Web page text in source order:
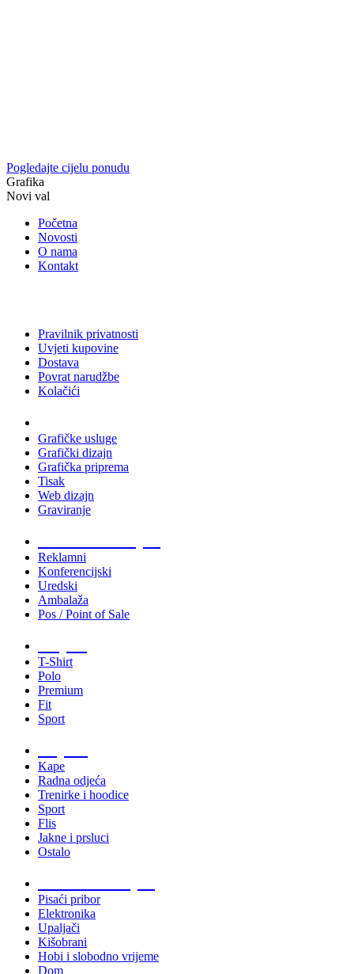
Pogledajte cijelu ponudu
Grafika
Novi val
Početna
Novosti
O nama
Kontakt
Pravilnik privatnosti
Uvjeti kupovine
Dostava
Povrat narudžbe
Kolačići
Grafičke usluge
Grafički dizajn
Grafička priprema
Tisak
Web dizajn
Graviranje
Reklamni
Konferencijski
Uredski
Ambalaža
Pos / Point of Sale
T-Shirt
Polo
Premium
Fit
Sport
Kape
Radna odjeća
Trenirke i hoodice
Sport
Flis
Jakne i prsluci
Ostalo
Pisaći pribor
Elektronika
Upaljači
Kišobrani
Hobi i slobodno vrijeme
Dom